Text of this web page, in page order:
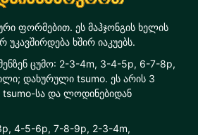
ფორმებით. ეს მაჰჯონგის ხელის
ხშირ იაკუებს.
ცუმო: 2-3-4m, 3-4-5p, 6-7-8p,
დახურული tsumo. ეს არის 3
tsumo-სა და ლოდინებიდან
4-5-6p, 7-8-9p, 2-3-4m,